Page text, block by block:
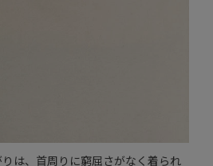
は、首周りに窮屈さがなく着られ